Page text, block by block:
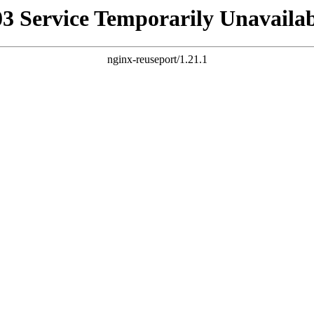
Service Temporarily
nginx-reuseport/1.21.1